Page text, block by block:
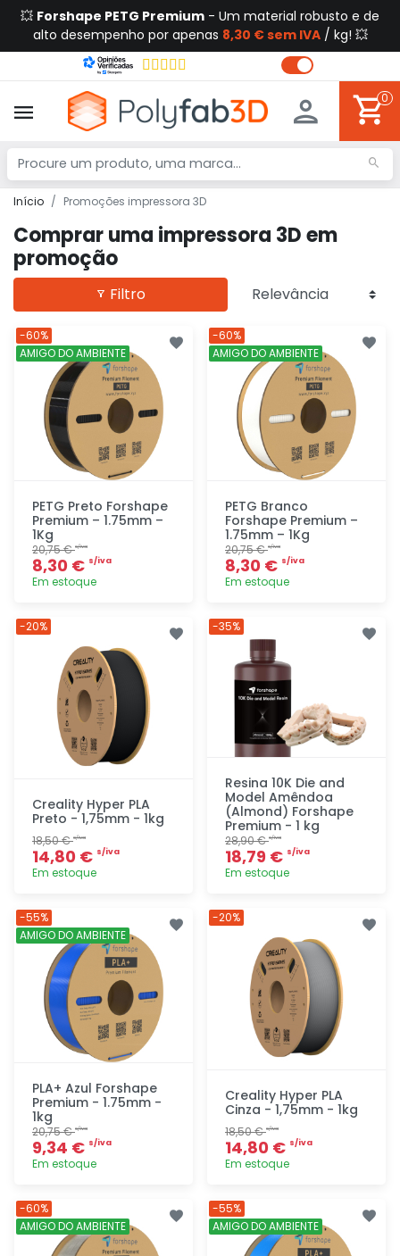
💥 Forshape PETG Premium - Um material robusto e de
alto desempenho por apenas 8,30 € sem IVA/ kg! 💥
0
Início Promoções impressora 3D
Comprar uma impressora 3D em
promoção
Filtro
PETG Preto Forshape
Premium – 1.75mm –
1Kg
20,75 €s/iva
8,30 € s/iva
Em estoque
-60%
AMIGO DO AMBIENTE
PETG Branco
Forshape Premium –
1.75mm – 1Kg
20,75 €s/iva
8,30 € s/iva
Em estoque
rapidamente
-60%
AMIGO DO AMBIENTE
Creality Hyper PLA
Preto - 1,75mm - 1kg
18,50 €s/iva
14,80 € s/iva
Em estoque
rapidamente
-20%
Resina 10K Die and
Model Amêndoa
(Almond) Forshape
Premium - 1 kg
28,90 €s/iva
18,79 € s/iva
Em estoque
-35%
PLA+ Azul Forshape
Premium - 1.75mm -
1kg
20,75 €s/iva
9,34 € s/iva
Em estoque
rapidamente
-55%
AMIGO DO AMBIENTE
Creality Hyper PLA
Cinza - 1,75mm - 1kg
18,50 €s/iva
14,80 € s/iva
Em estoque
rapidamente
-20%
-60%
AMIGO DO AMBIENTE
-55%
AMIGO DO AMBIENTE